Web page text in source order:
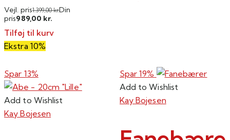
Vejl. pris1.399,00kr.Din
pris989,00 kr.
Tilføj til kurv
Ekstra 10%
Spar 13%
Add to Wishlist
Kay Bojesen
Spar 19%
Add to Wishlist
Kay Bojesen